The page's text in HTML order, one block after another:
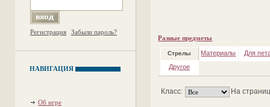
Регистрация Забыли пароль?
НАВИГАЦИЯ
Об игре
Разные предметы
Стрелы Материалы
Для
Другое
Класс: На